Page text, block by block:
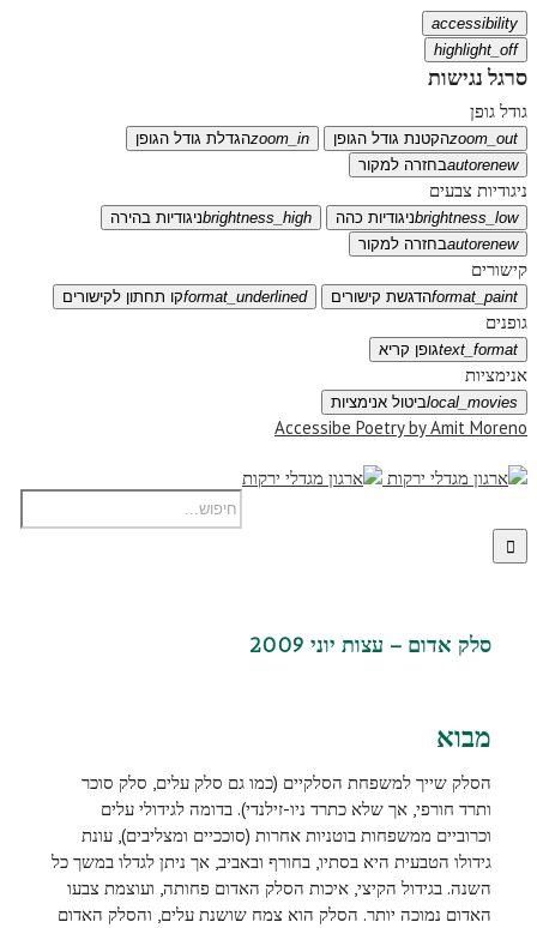
accessibility
highlight_off
סרגל נגישות
גודל גופן
zoom_outהקטנת גודל הגופן zoom_inהגדלת גודל הגופן
autorenewבחזרה למקור
ניגודיות צבעים
brightness_lowניגודיות כהה brightness_highניגודיות בהירה
autorenewבחזרה למקור
קישורים
format_paintהדגשת קישורים format_underlinedקו תחתון לקישורים
גופנים
text_formatגופן קריא
אנימציות
local_moviesביטול אנימציות
Accessibe Poetry by Amit Moreno
סלק אדום – עצות יוני 2009
מבוא
הסלק שייך למשפחת הסלקיים (כמו גם סלק עלים, סלק סוכר
ותרד חורפי, אך שלא כתרד ניו-זילנדי). בדומה לגידולי עלים
וכרוביים ממשפחות בוטניות אחרות (סוככיים ומצליבים), עונת
גידולו הטבעית היא בסתיו, בחורף ובאביב, אך ניתן לגדלו במשך כל
השנה. בגידול הקיצי, איכות הסלק האדום פחותה, ועוצמת צבעו
האדום נמוכה יותר. הסלק הוא צמח שושנת עלים, והסלק האדום